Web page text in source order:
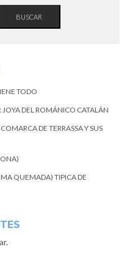
BUSCAR
TODO
JOYA DEL ROMÁNICO CATALÁN
DE TERRASSA Y SUS
QUEMADA) TIPICA DE